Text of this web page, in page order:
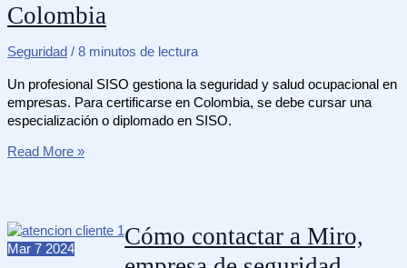
Colombia
Seguridad / 8 minutos de lectura
Un profesional SISO gestiona la seguridad y salud ocupacional en
empresas. Para certificarse en Colombia, se debe cursar una
especialización o diplomado en SISO.
Qué
SISO
y
cómo
Read More »
Mar 7 2024
Cómo contactar a Miro,